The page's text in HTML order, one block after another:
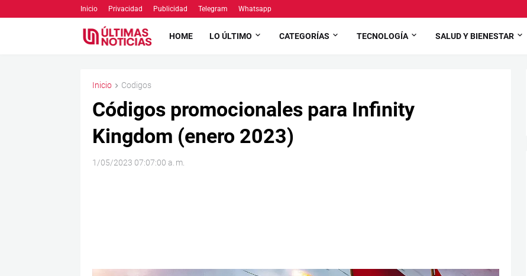
Inicio Privacidad Publicidad Telegram Whatsapp
HOME LO ÚLTIMO CATEGORÍAS TECNOLOGÍA SALUD Y BIENESTAR
Inicio Codigos
Códigos promocionales para Infinity
Kingdom (enero 2023)
1/05/2023 07:07:00 a. m.